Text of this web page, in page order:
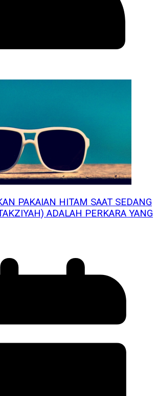
PAKAIAN HITAM SAAT SEDANG
ADALAH PERKARA YANG